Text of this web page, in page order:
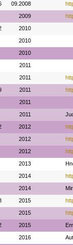
09.2008
2009
2010
2010
2010
2011
2011
2011
2011
2011
2012
2012
2012
2013
2014
2014
2015
2015
2015
2016